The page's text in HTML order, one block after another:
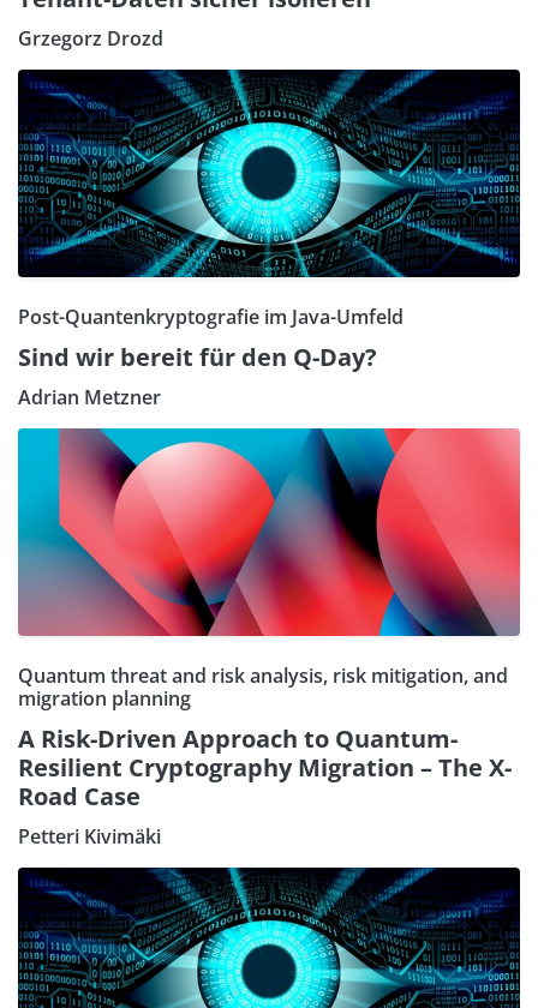
Grzegorz Drozd
Post-Quantenkryptografie im Java-Umfeld
Sind wir bereit für den Q-Day?
Adrian Metzner
Quantum threat and risk analysis, risk mitigation, and
migration planning
A Risk-Driven Approach to Quantum-
Resilient Cryptography Migration – The X-
Road Case
Petteri Kivimäki